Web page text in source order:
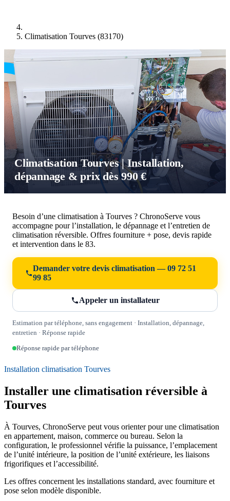
Climatisation Tourves (83170)
Climatisation Tourves | Installation,
dépannage & prix dès 990 €
Besoin d’une climatisation à Tourves ? ChronoServe vous
accompagne pour l’installation, le dépannage et l’entretien de
climatisation réversible. Offres fourniture + pose, devis rapide
et intervention dans le 83.
Demander votre devis climatisation — 09 72 51
99 85
Appeler un installateur
Estimation par téléphone, sans engagement · Installation, dépannage,
entretien · Réponse rapide
Réponse rapide par téléphone
Installation climatisation Tourves
Installer une climatisation réversible à
Tourves
À Tourves, ChronoServe peut vous orienter pour une climatisation
en appartement, maison, commerce ou bureau. Selon la
configuration, le professionnel vérifie la puissance, l’emplacement
de l’unité intérieure, la position de l’unité extérieure, les liaisons
frigorifiques et l’accessibilité.
Les offres concernent les installations standard, avec fourniture et
pose selon modèle disponible.